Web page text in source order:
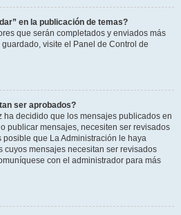
en la publicación de temas?
que serán completados y enviados más
visite el Panel de Control de
ser aprobados?
ha decidido que los mensajes publicados en
publicar mensajes, necesiten ser revisados
que La Administración le haya
cuyos mensajes necesitan ser revisados
con el administrador para más